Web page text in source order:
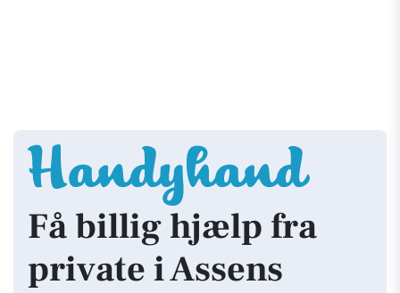
Få billig hjælp fra
private i Assens